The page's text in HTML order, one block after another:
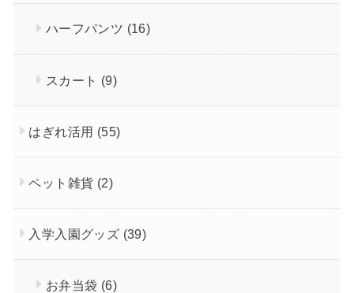
ハーフパンツ (16)
スカート (9)
はぎれ活用 (55)
ペット雑貨 (2)
入学入園グッズ (39)
お弁当袋 (6)